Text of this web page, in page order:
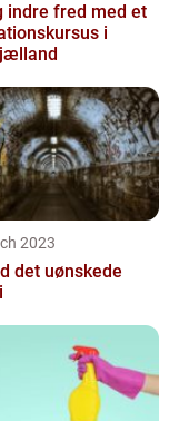
indre fred med et
i
2023
det uønskede